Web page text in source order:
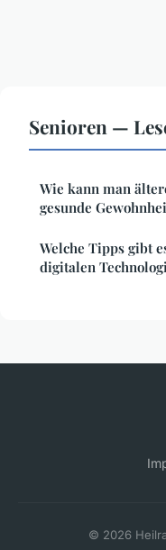
Senioren —
Wie kann man
gesunde
Welche Tipps gibt
digitalen
© 2026